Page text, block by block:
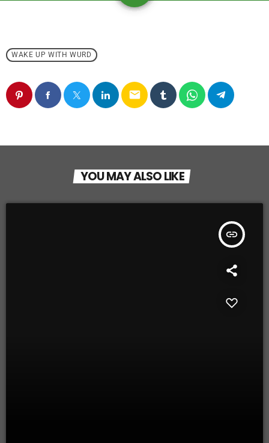
WAKE UP WITH WURD
email
YOU MAY ALSO LIKE
insert_link